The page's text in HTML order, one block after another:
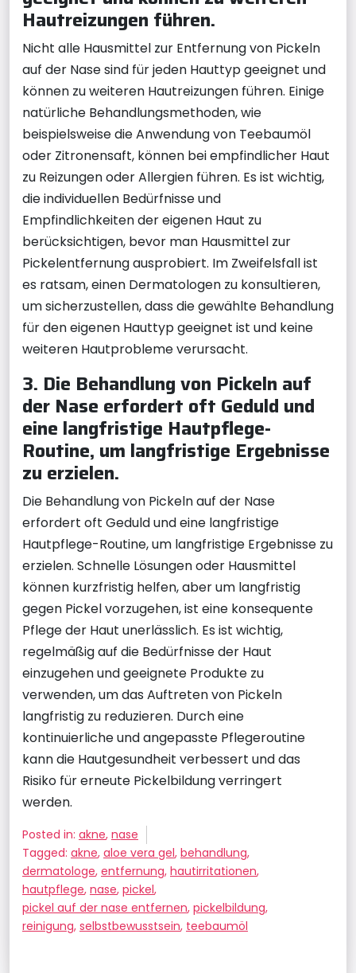
Hautreizungen führen.
Nicht alle Hausmittel zur Entfernung von Pickeln
auf der Nase sind für jeden Hauttyp geeignet und
können zu weiteren Hautreizungen führen. Einige
natürliche Behandlungsmethoden, wie
beispielsweise die Anwendung von Teebaumöl
oder Zitronensaft, können bei empfindlicher Haut
zu Reizungen oder Allergien führen. Es ist wichtig,
die individuellen Bedürfnisse und
Empfindlichkeiten der eigenen Haut zu
berücksichtigen, bevor man Hausmittel zur
Pickelentfernung ausprobiert. Im Zweifelsfall ist
es ratsam, einen Dermatologen zu konsultieren,
um sicherzustellen, dass die gewählte Behandlung
für den eigenen Hauttyp geeignet ist und keine
weiteren Hautprobleme verursacht.
3. Die Behandlung von Pickeln auf
der Nase erfordert oft Geduld und
eine langfristige Hautpflege-
Routine, um langfristige Ergebnisse
zu erzielen.
Die Behandlung von Pickeln auf der Nase
erfordert oft Geduld und eine langfristige
Hautpflege-Routine, um langfristige Ergebnisse zu
erzielen. Schnelle Lösungen oder Hausmittel
können kurzfristig helfen, aber um langfristig
gegen Pickel vorzugehen, ist eine konsequente
Pflege der Haut unerlässlich. Es ist wichtig,
regelmäßig auf die Bedürfnisse der Haut
einzugehen und geeignete Produkte zu
verwenden, um das Auftreten von Pickeln
langfristig zu reduzieren. Durch eine
kontinuierliche und angepasste Pflegeroutine
kann die Hautgesundheit verbessert und das
Risiko für erneute Pickelbildung verringert
werden.
Posted in: akne, nase
Tagged: akne, aloe vera gel, behandlung,
dermatologe, entfernung, hautirritationen,
hautpflege, nase, pickel,
pickel auf der nase entfernen, pickelbildung,
reinigung, selbstbewusstsein, teebaumöl